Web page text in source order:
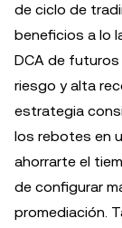
de ciclo de
beneficios a lo
DCA de
riesgo y alta
estrategia
los rebotes en
ahorrarte el
de configurar
promediación.